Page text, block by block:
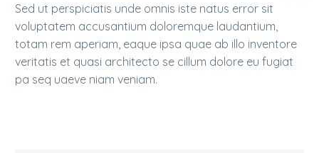
Sed ut perspiciatis unde omnis iste natus error sit
voluptatem accusantium doloremque laudantium,
totam rem aperiam, eaque ipsa quae ab illo inventore
veritatis et quasi architecto se cillum dolore eu fugiat
pa seq uaeve niam veniam.